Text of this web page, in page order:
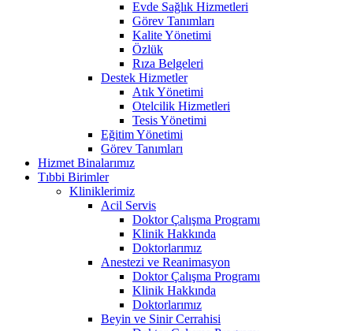
Evde Sağlık Hizmetleri
Görev Tanımları
Kalite Yönetimi
Özlük
Rıza Belgeleri
Destek Hizmetler
Atık Yönetimi
Otelcilik Hizmetleri
Tesis Yönetimi
Eğitim Yönetimi
Görev Tanımları
Hizmet Binalarımız
Tıbbi Birimler
Kliniklerimiz
Acil Servis
Doktor Çalışma Programı
Klinik Hakkında
Doktorlarımız
Anestezi ve Reanimasyon
Doktor Çalışma Programı
Klinik Hakkında
Doktorlarımız
Beyin ve Sinir Cerrahisi